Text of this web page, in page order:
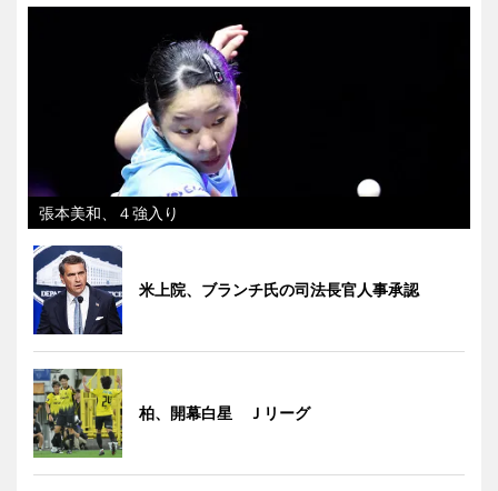
張本美和、４強入り
米上院、ブランチ氏の司法長官人事承認
柏、開幕白星 Ｊリーグ